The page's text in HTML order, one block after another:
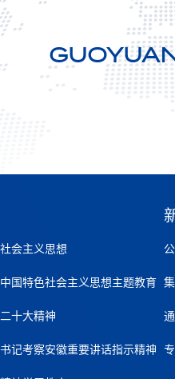
会主义思想
国特色社会主义思想主题教育
十大精神
记考察安徽重要讲话指示精神